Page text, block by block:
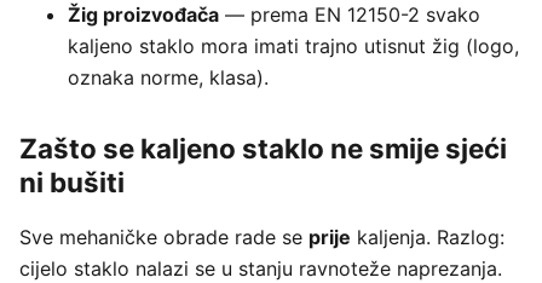
Žig proizvođača — prema EN 12150-2 svako
kaljeno staklo mora imati trajno utisnut žig (logo,
oznaka norme, klasa).
Zašto se kaljeno staklo ne smije sjeći
ni bušiti
Sve mehaničke obrade rade se prije kaljenja. Razlog:
cijelo staklo nalazi se u stanju ravnoteže naprezanja.